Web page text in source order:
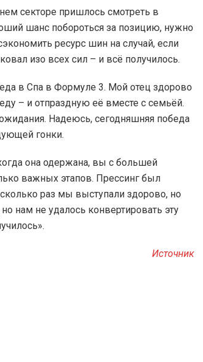
секторе пришлось смотреть в
шанс побороться за позицию, нужно
ресурс шин на случай, если
изо всех сил – и всё получилось.
в Спа в Формуле 3. Мой отец здорово
– и отпраздную её вместе с семьёй.
Надеюсь, сегодняшняя победа
гонки.
она одержана, вы с большей
важных этапов. Прессинг был
раз мы выступали здорово, но
нам не удалось конвертировать эту
Источник